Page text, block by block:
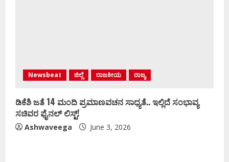
Newsbeat ಜಿಲ್ಲೆ ರಾಜಕೀಯ ರಾಜ್ಯ
ಡಿಕೆಶಿ ಜತೆ 14 ಮಂದಿ ಪ್ರಮಾಣವಚನ ಸಾಧ್ಯತೆ.. ಇಲ್ಲಿದೆ ಸಂಭಾವ್ಯ
ಸಚಿವರ ಫೈನಲ್ ಲಿಸ್ಟ್‌!
Ashwaveega June 3, 2026